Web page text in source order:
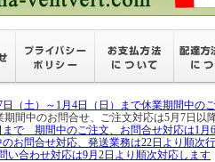
日（土）～1月4日（日）まで休業期間中
間中のお問合せ、ご注文対応は5月7日以
まで 期間中のご注文、お問合せ対応は1月
お問合せ対応、発送業務は22日より順次行
い合わせ対応は9月2日より順次対応します